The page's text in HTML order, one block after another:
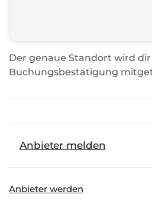
Der genaue Standort wird
Buchungsbestätigung
Anbieter melden
Anbieter werden